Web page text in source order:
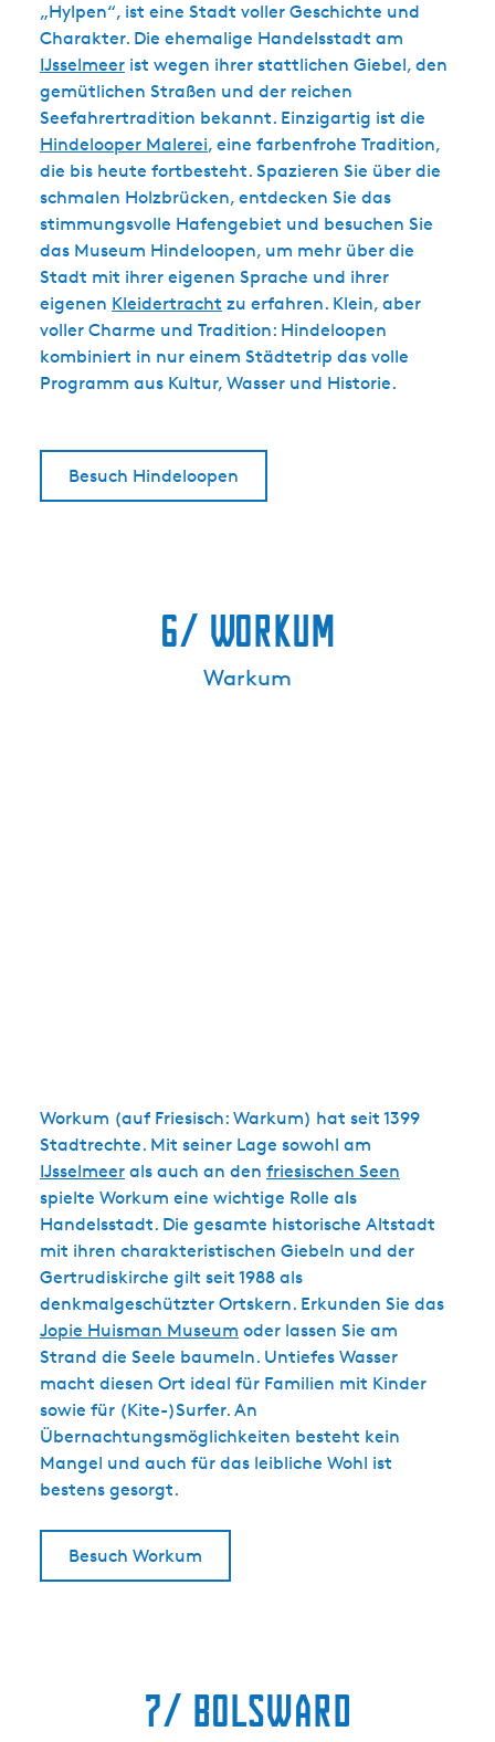
„Hylpen“, ist eine Stadt voller Geschichte und
Charakter. Die ehemalige Handelsstadt am
IJsselmeer ist wegen ihrer stattlichen Giebel, den
gemütlichen Straßen und der reichen
Seefahrertradition bekannt. Einzigartig ist die
Hindelooper Malerei, eine farbenfrohe Tradition,
die bis heute fortbesteht. Spazieren Sie über die
schmalen Holzbrücken, entdecken Sie das
stimmungsvolle Hafengebiet und besuchen Sie
das Museum Hindeloopen, um mehr über die
Stadt mit ihrer eigenen Sprache und ihrer
eigenen Kleidertracht zu erfahren. Klein, aber
voller Charme und Tradition: Hindeloopen
kombiniert in nur einem Städtetrip das volle
Programm aus Kultur, Wasser und Historie.
Besuch Hindeloopen
6/ Workum
Warkum
Workum (auf Friesisch: Warkum) hat seit 1399
Stadtrechte. Mit seiner Lage sowohl am
IJsselmeer als auch an den friesischen Seen
spielte Workum eine wichtige Rolle als
Handelsstadt. Die gesamte historische Altstadt
mit ihren charakteristischen Giebeln und der
Gertrudiskirche gilt seit 1988 als
denkmalgeschützter Ortskern. Erkunden Sie das
Jopie Huisman Museum oder lassen Sie am
Strand die Seele baumeln. Untiefes Wasser
macht diesen Ort ideal für Familien mit Kinder
sowie für (Kite-)Surfer. An
Übernachtungsmöglichkeiten besteht kein
Mangel und auch für das leibliche Wohl ist
bestens gesorgt.
Besuch Workum
7/ Bolsward